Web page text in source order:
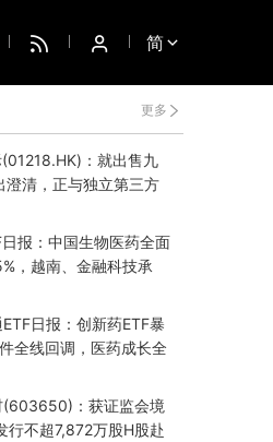
简
更多
：就出售九
清，正与独立第三方
报：中国生物医药全面
，越南、金融科技承
日报：创新药ETF暴
全线回调，医药成长全
(603650)：获证监会境
行不超7,872万股H股赴